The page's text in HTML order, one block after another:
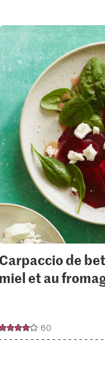
Carpaccio de
miel et au
60